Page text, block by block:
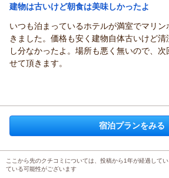
副支配人 大西
この度も市原マリンホテルにご宿泊いた
ございます。
お忙しい中貴重なご意見を頂きましてあ
築年数は経過しており古さが目立ってき
これからも、より快適にお過ごしいただ
精進して参ります。
いつもご愛顧いただきまして、感謝いた
またのご利用を心よりお待ち申し上げて
建物は古いけど朝食は美味しかったよ
いつも泊まっているホテルが満室でマリ
きました。価格も安く建物自体古いけど
し分なかったよ。場所も悪く無いので、次
せて頂きます。
投稿者： ノンチさん(男性/50代)
宿泊プラン： 【朝食付】大好評の和洋朝食バイ
しっかり食べて1日の活力をチャージ
シングル
市原マリンホテルからの返信
宿泊プランをみる
ここから先のクチコミについては、投稿から1年が経過して
ている可能性がございます